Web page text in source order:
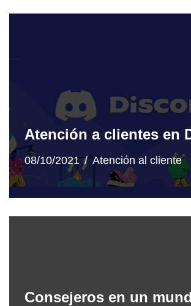
Atención a clientes en
08/10/2021 Atención al cliente
Consejeros en un